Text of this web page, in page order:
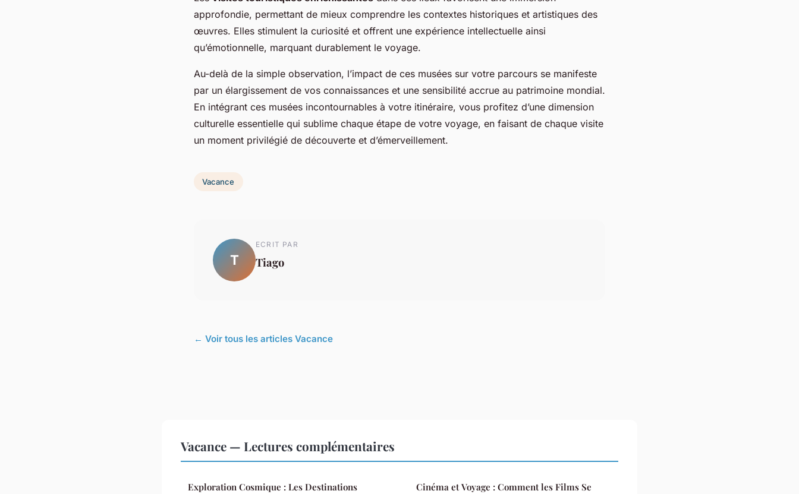
approfondie, permettant de mieux comprendre les contextes historiques et artistiques des
œuvres. Elles stimulent la curiosité et offrent une expérience intellectuelle ainsi
qu’émotionnelle, marquant durablement le voyage.
Au-delà de la simple observation, l’impact de ces musées sur votre parcours se manifeste
par un élargissement de vos connaissances et une sensibilité accrue au patrimoine mondial.
En intégrant ces musées incontournables à votre itinéraire, vous profitez d’une dimension
culturelle essentielle qui sublime chaque étape de votre voyage, en faisant de chaque visite
un moment privilégié de découverte et d’émerveillement.
Vacance
T
ECRIT PAR
Tiago
← Voir tous les articles Vacance
Vacance — Lectures complémentaires
Exploration Cosmique : Les Destinations
Cinéma et Voyage : Comment les Films Se